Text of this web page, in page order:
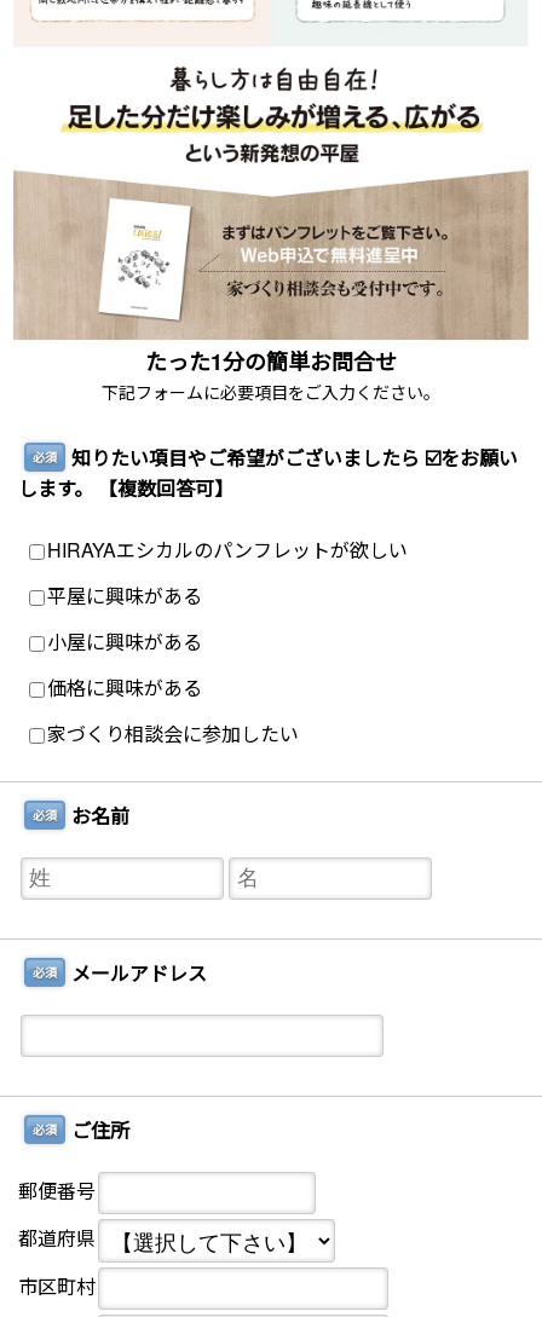
たった1分の簡単お問合せ
下記フォームに必要項目をご入力ください。
必須
知りたい項目やご希望がございましたら ☑️をお願い
します。 【複数回答可】
HIRAYAエシカルのパンフレットが欲しい
平屋に興味がある
小屋に興味がある
価格に興味がある
家づくり相談会に参加したい
必須 お名前
必須 メールアドレス
必須 ご住所
郵便番号
都道府県
市区町村